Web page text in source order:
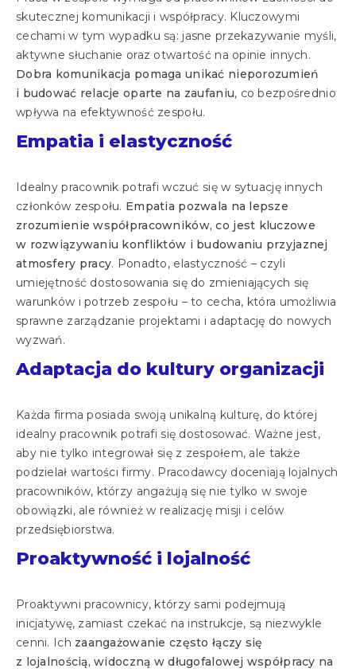
skutecznej komunikacji i współpracy. Kluczowymi
cechami w tym wypadku są: jasne przekazywanie myśli,
aktywne słuchanie oraz otwartość na opinie innych.
Dobra komunikacja pomaga unikać nieporozumień
i budować relacje oparte na zaufaniu, co bezpośrednio
wpływa na efektywność zespołu.
Empatia i elastyczność
Idealny pracownik potrafi wczuć się w sytuację innych
członków zespołu. Empatia pozwala na lepsze
zrozumienie współpracowników, co jest kluczowe
w rozwiązywaniu konfliktów i budowaniu przyjaznej
atmosfery pracy. Ponadto, elastyczność – czyli
umiejętność dostosowania się do zmieniających się
warunków i potrzeb zespołu – to cecha, która umożliwia
sprawne zarządzanie projektami i adaptację do nowych
wyzwań.
Adaptacja do kultury organizacji
Każda firma posiada swoją unikalną kulturę, do której
idealny pracownik potrafi się dostosować. Ważne jest,
aby nie tylko integrował się z zespołem, ale także
podzielał wartości firmy. Pracodawcy doceniają lojalnych
pracowników, którzy angażują się nie tylko w swoje
obowiązki, ale również w realizację misji i celów
przedsiębiorstwa.
Proaktywność i lojalność
Proaktywni pracownicy, którzy sami podejmują
inicjatywę, zamiast czekać na instrukcje, są niezwykle
cenni. Ich zaangażowanie często łączy się
z lojalnością, widoczną w długofalowej współpracy na